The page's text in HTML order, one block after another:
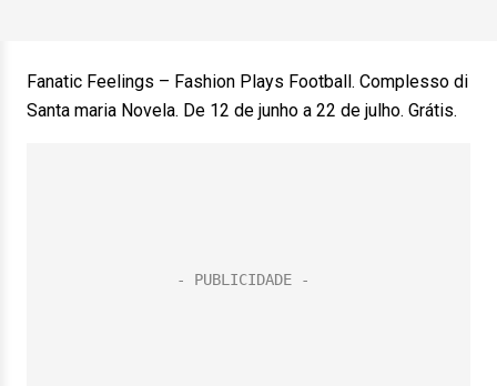
Fanatic Feelings – Fashion Plays Football. Complesso di
Santa maria Novela. De 12 de junho a 22 de julho. Grátis.